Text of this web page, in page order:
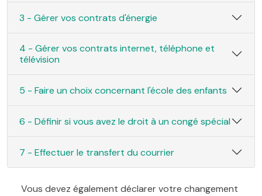
3 - Gérer vos contrats d'énergie
4 - Gérer vos contrats internet, téléphone et
télévision
5 - Faire un choix concernant l'école des enfants
6 - Définir si vous avez le droit à un congé spécial
7 - Effectuer le transfert du courrier
Vous devez également déclarer votre changement